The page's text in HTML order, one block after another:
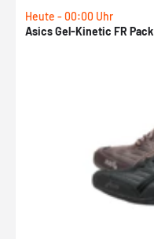
Heute - 00:00 Uhr
Asics Gel-Kinetic FR Pack